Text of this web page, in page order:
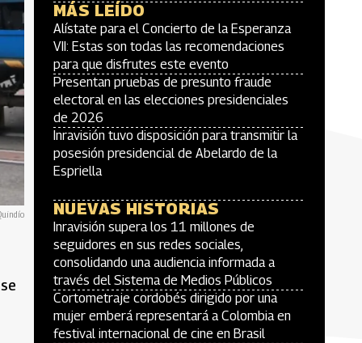
MÁS LEÍDO
Alístate para el Concierto de la Esperanza
VII: Estas son todas las recomendaciones
para que disfrutes este evento
Presentan pruebas de presunto fraude
electoral en las elecciones presidenciales
de 2026
Inravisión tuvo disposición para transmitir la
posesión presidencial de Abelardo de la
Espriella
NUEVAS HISTORIAS
Inravisión supera los 11 millones de
seguidores en sus redes sociales,
consolidando una audiencia informada a
través del Sistema de Medios Públicos
Cortometraje cordobés dirigido por una
mujer emberá representará a Colombia en
festival internacional de cine en Brasil